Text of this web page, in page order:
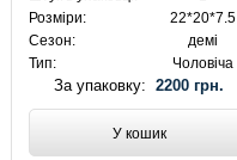
Розміри:
22*20*7.5
Сезон:
демі
Тип:
Чоловіча
За упаковку:2200 грн.
У кошик